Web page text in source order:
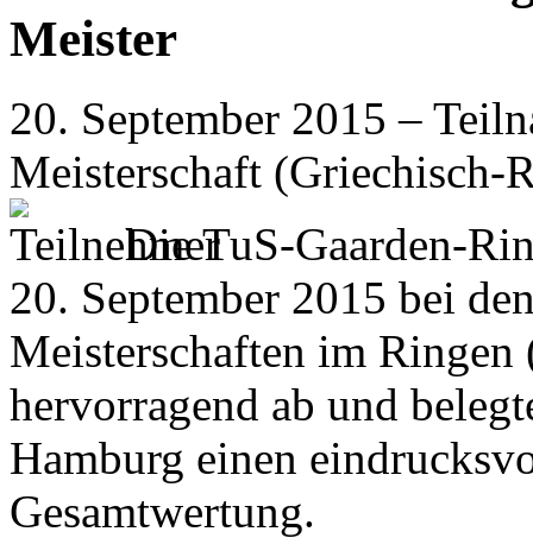
Meister
20. September 2015 –
Meisterschaft (Griechisch-
Die TuS-Gaarden-
20. September 2015 bei
Meisterschaften im
hervorragend ab und
Hamburg einen
Gesamtwertung.